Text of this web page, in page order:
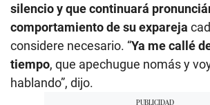
silencio y que continuará
comportamiento de su expareja
considere necesario. “Ya me callé
tiempo, que apechugue nomás y
hablando”, dijo.